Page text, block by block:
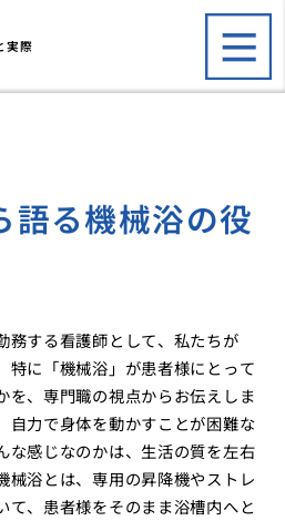
実際
語る機械浴の役
務する看護師として、私たちが
特に「機械浴」が患者様にとって
を、専門職の視点からお伝えしま
自力で身体を動かすことが困難な
な感じなのかは、生活の質を左右
械浴とは、専用の昇降機やストレ
て、患者様をそのまま浴槽内へと